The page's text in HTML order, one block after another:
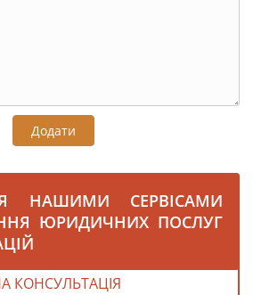
Додати
НАШИМИ СЕРВІСАМИ
ЮРИДИЧНИХ ПОСЛУГ
КОНСУЛЬТАЦІЯ